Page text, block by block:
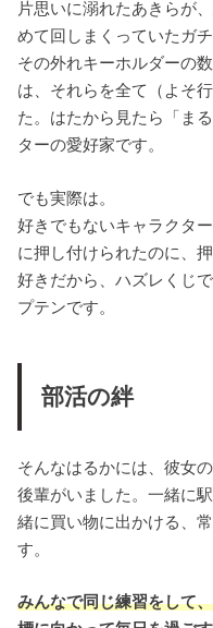
片思いに溺れたあきらが
めて回しまくっていたガチ
その外れキーホルダーの
は、それらを全て（よそ
た。はたから見たら「ま
ターの愛好家です。
でも実際は。
好きでもないキャラクタ
に押し付けられたのに、
好きだから、ハズレくじ
プテンです。
部活の絆
そんなはるかには、彼女
後輩がいました。一緒に
緒に買い物に出かける、
す。
みんなで同じ練習をして